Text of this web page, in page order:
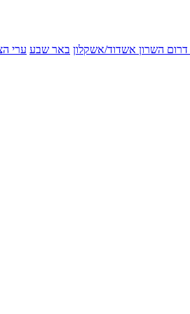
דרום השרון אשדוד/אשקלון באר שבע ערי